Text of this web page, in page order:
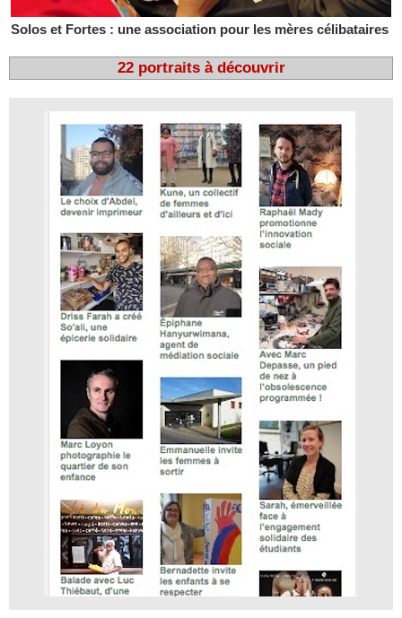
Solos et Fortes : une association pour les mères célibataires
22 portraits à découvrir